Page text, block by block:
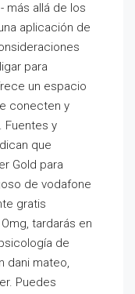
más allá de los
aplicación de
para
un espacio
conecten y
Fuentes y
que
Gold para
de vodafone
gratis
tardarás en
de
dani mateo,
Puedes